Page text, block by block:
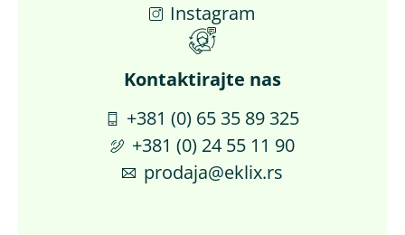
Instagram
Kontaktirajte nas​
+381 (0) 65 35 89 325
+381 (0) 24 55 11 90
prodaja@eklix.rs